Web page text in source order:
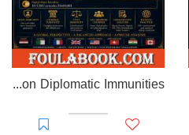
EL-RAKHAWI MONOGRAPH on Diplomatic Immunities